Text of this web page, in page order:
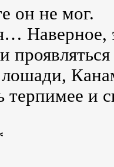
он не мог.
Наверное,
терпимее и